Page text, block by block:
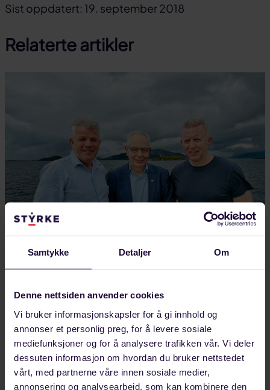
Samtykke Detaljer Om
Denne nettsiden anvender cookies
Vi bruker informasjonskapsler for å gi innhold og
annonser et personlig preg, for å levere sosiale
mediefunksjoner og for å analysere trafikken vår. Vi deler
dessuten informasjon om hvordan du bruker nettstedet
vårt, med partnerne våre innen sosiale medier,
annonsering og analysearbeid, som kan kombinere den
Del
facebook
Del
linkedin
Del
Sist oppdatert: 19. september 2018
Relaterte artikler
Styrker europeisk industrisamarbeid fra
Helgeland
Framtidens industriarbeidsplasser sto på agendaen
da Forbundet Styrke inviterte Michael Vassiliadis,
leder for tyske IGBCE og president i IndustriAll